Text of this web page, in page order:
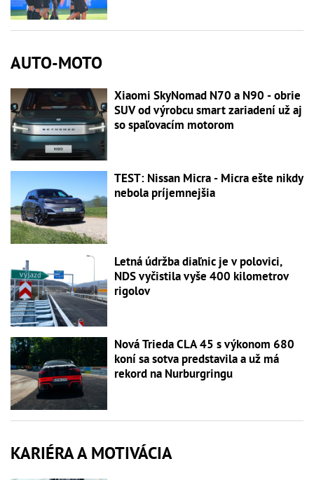
AUTO-MOTO
Xiaomi SkyNomad N70 a N90 - obrie
SUV od výrobcu smart zariadení už aj
so spaľovacím motorom
TEST: Nissan Micra - Micra ešte nikdy
nebola príjemnejšia
Letná údržba diaľnic je v polovici,
NDS vyčistila vyše 400 kilometrov
rigolov
Nová Trieda CLA 45 s výkonom 680
koní sa sotva predstavila a už má
rekord na Nurburgringu
KARIÉRA A MOTIVÁCIA